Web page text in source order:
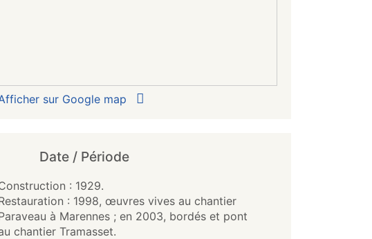
sur Google map
Date / Période
: 1929.
: 1998, œuvres vives au chantier
à Marennes ; en 2003, bordés et pont
chantier Tramasset.